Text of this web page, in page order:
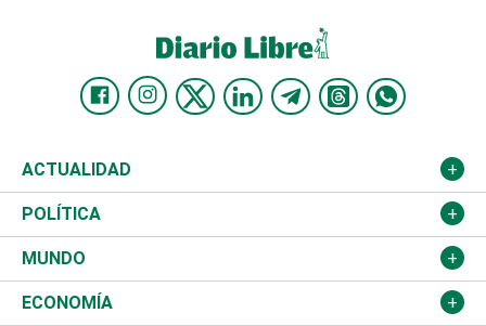
ACTUALIDAD
Nacional
Ciudad
Educación
POLÍTICA
Partidos
JCE
MUNDO
Estados Unidos
ECONOMÍA